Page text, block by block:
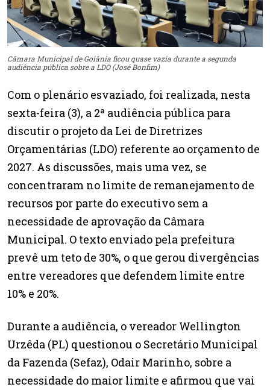
Câmara Municipal de Goiânia ficou quase vazia durante a segunda
audiência pública sobre a LDO (José Bonfim)
Com o plenário esvaziado, foi realizada, nesta
sexta-feira (3), a 2ª audiência pública para
discutir o projeto da Lei de Diretrizes
Orçamentárias (LDO) referente ao orçamento de
2027. As discussões, mais uma vez, se
concentraram no limite de remanejamento de
recursos por parte do executivo sem a
necessidade de aprovação da Câmara
Municipal. O texto enviado pela prefeitura
prevê um teto de 30%, o que gerou divergências
entre vereadores que defendem limite entre
10% e 20%.
Durante a audiência, o vereador Wellington
Urzêda (PL) questionou o Secretário Municipal
da Fazenda (Sefaz), Odair Marinho, sobre a
necessidade do maior limite e afirmou que vai